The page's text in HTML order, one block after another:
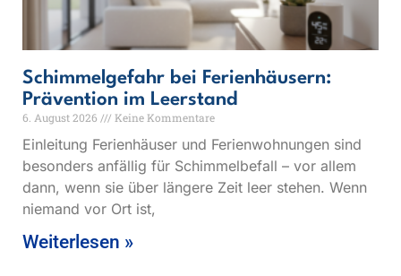
Schimmelgefahr bei Ferienhäusern:
Prävention im Leerstand
6. August 2026 Keine Kommentare
Einleitung Ferienhäuser und Ferienwohnungen sind
besonders anfällig für Schimmelbefall – vor allem
dann, wenn sie über längere Zeit leer stehen. Wenn
niemand vor Ort ist,
Weiterlesen »